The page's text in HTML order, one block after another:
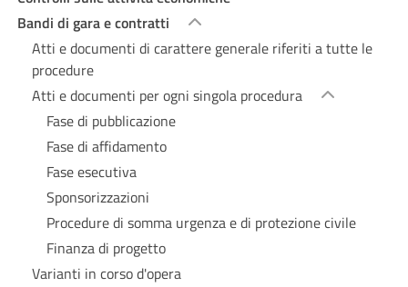
Bandi di gara e contratti
Atti e documenti di carattere generale riferiti a tutte le
procedure
Atti e documenti per ogni singola procedura
Fase di pubblicazione
Fase di affidamento
Fase esecutiva
Sponsorizzazioni
Procedure di somma urgenza e di protezione civile
Finanza di progetto
Varianti in corso d'opera